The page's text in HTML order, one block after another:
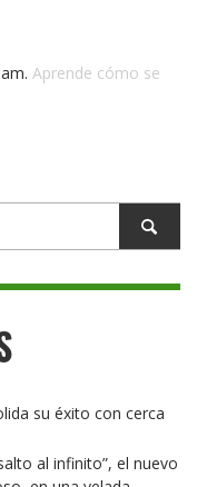
Aprende cómo se
su éxito con cerca
al infinito”, el nuevo